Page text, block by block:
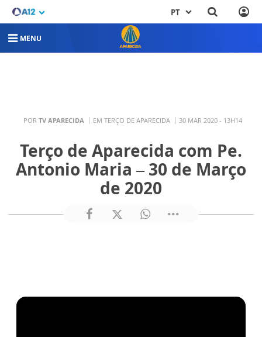
PT
MENU
POR TV APARECIDA EM TERÇO DE APARECIDA 30 MAR 2020 - 13H14
Terço de Aparecida com Pe.
Antonio Maria – 30 de Março
de 2020